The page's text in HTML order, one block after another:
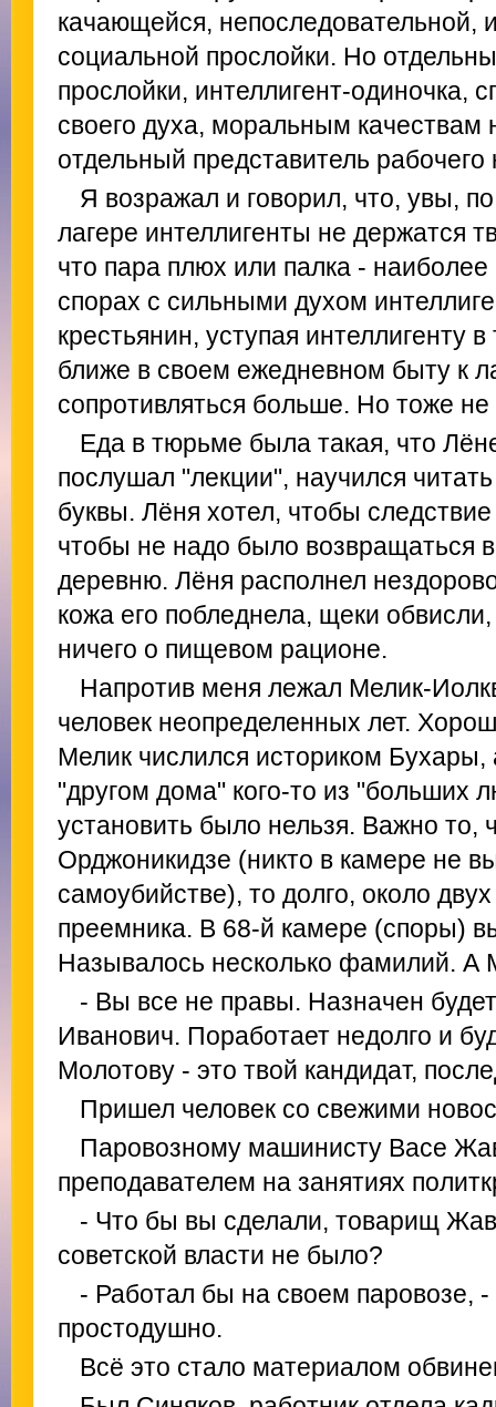
качающейся, непоследовательной,
социальной прослойки. Но
прослойки, интеллигент-одиночка,
своего духа, моральным
отдельный представитель рабочего
Я возражал и говорил, что, увы,
лагере интеллигенты не держатся
что пара плюх или палка -
спорах с сильными духом
крестьянин, уступая интеллигенту
ближе в своем ежедневном быту к
сопротивляться больше. Но тоже не
Еда в тюрьме была такая, что
послушал "лекции", научился
буквы. Лёня хотел, чтобы
чтобы не надо было возвращаться
деревню. Лёня располнел
кожа его побледнела, щеки
ничего о пищевом рационе.
Напротив меня лежал Мелик-
человек неопределенных лет.
Мелик числился историком Бухары,
"другом дома" кого-то из "больших
установить было нельзя. Важно то,
Орджоникидзе (никто в камере не
самоубийстве), то долго, около
преемника. В 68-й камере (споры)
Называлось несколько фамилий. А
- Вы все не правы. Назначен
Иванович. Поработает недолго и
Молотову - это твой кандидат,
Пришел человек со свежими
Паровозному машинисту Васе
преподавателем на занятиях
- Что бы вы сделали, товарищ
советской власти не было?
- Работал бы на своем паровозе,
простодушно.
Всё это стало материалом